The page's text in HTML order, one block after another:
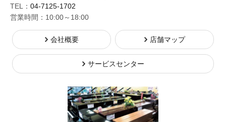
TEL： 04-7125-1702
営業時間：10:00～18:00
会社概要 店舗マップ
サービスセンター